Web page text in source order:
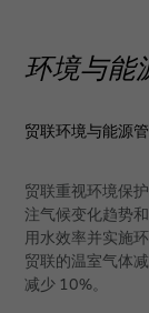
环境与能
贸联环境与能源
贸联重视环境保
注气候变化趋势
用水效率并实施
贸联的温室气体
减少 10%。